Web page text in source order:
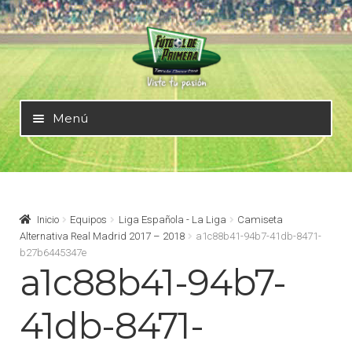
Ir
a
la
navegación
Ir
al
contenido
Menú
Mundial 2026
Selecciones Nacionales
Liga Alemana – Bundesliga
Liga Argentina – AFA
Inicio Equipos Liga Española - La Liga
Camiseta
Alternativa Real Madrid 2017 – 2018
a1c88b41-94b7-41db-8471-
b27b6445347e
a1c88b41-94b7-
41db-8471-